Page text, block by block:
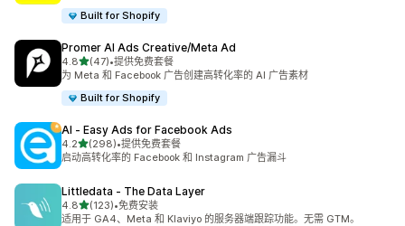
Built for Shopify
Promer AI Ads Creative/Meta Ad
4.8星（满分 5 星）
(47)
总共 47 条评论
•提供免费套餐
为 Meta 和 Facebook 广告创建高转化率的 AI 广告素材
Built for Shopify
AI ‑ Easy Ads for Facebook Ads
4.2星（满分 5 星）
(298)
总共 298 条评论
•提供免费套餐
启动高转化率的 Facebook 和 Instagram 广告漏斗
Littledata ‑ The Data Layer
4.8星（满分 5 星）
(123)
总共 123 条评论
•免费安装
适用于 GA4、Meta 和 Klaviyo 的服务器端跟踪功能。无需 GTM。